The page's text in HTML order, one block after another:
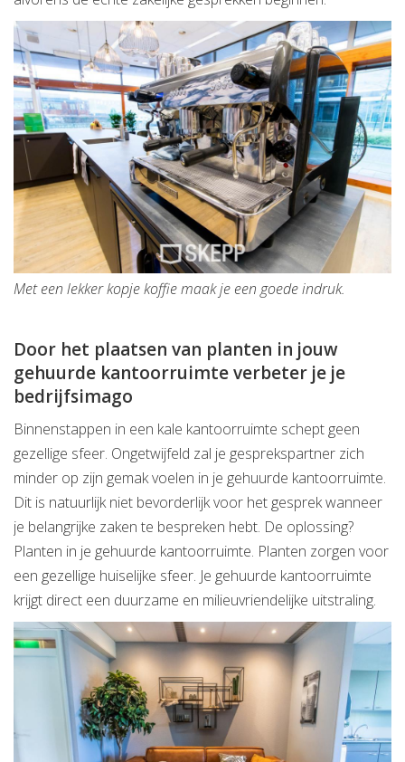
Met een lekker kopje koffie maak je een goede indruk.
Door het plaatsen van planten in jouw
gehuurde kantoorruimte verbeter je je
bedrijfsimago
Binnenstappen in een kale kantoorruimte schept geen
gezellige sfeer. Ongetwijfeld zal je gesprekspartner zich
minder op zijn gemak voelen in je gehuurde kantoorruimte.
Dit is natuurlijk niet bevorderlijk voor het gesprek wanneer
je belangrijke zaken te bespreken hebt. De oplossing?
Planten in je gehuurde kantoorruimte. Planten zorgen voor
een gezellige huiselijke sfeer. Je gehuurde kantoorruimte
krijgt direct een duurzame en milieuvriendelijke uitstraling.